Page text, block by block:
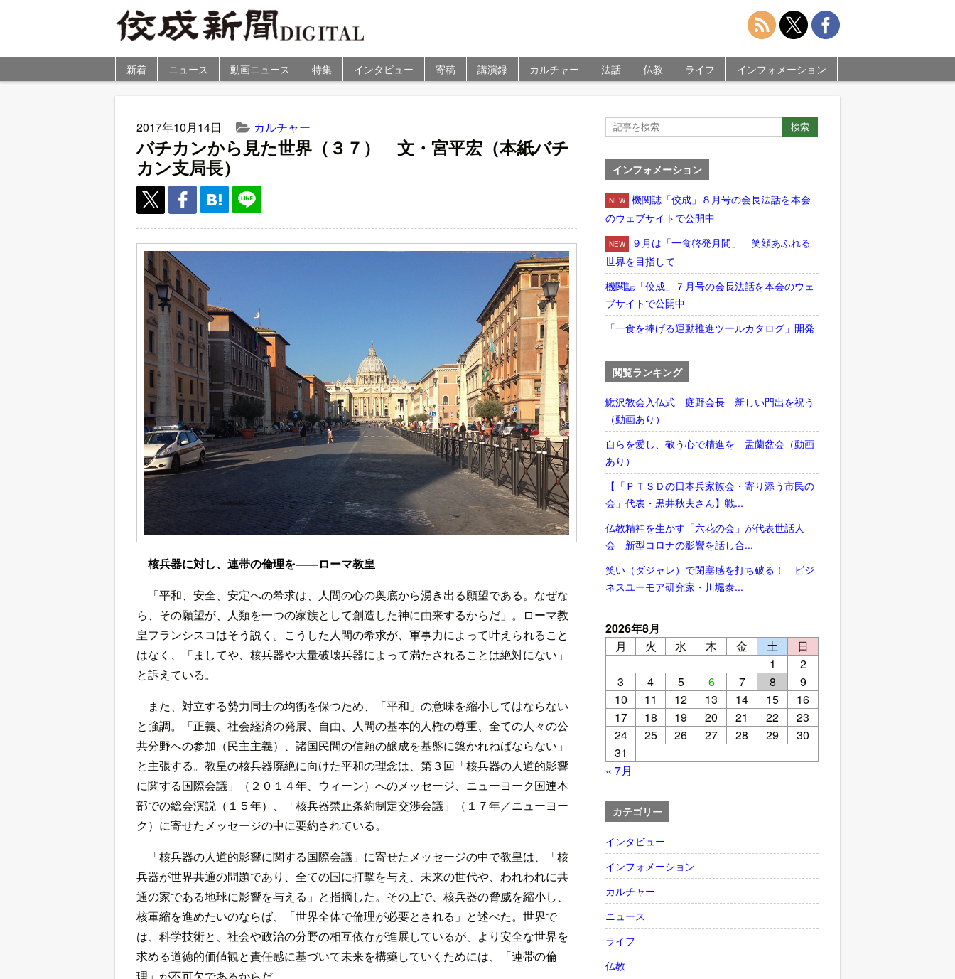
新着 ニュース 動画ニュース 特集 インタビュー 寄稿 講演録 カルチャー 法話 仏教 ライフ インフォメーション
2017年10月14日 カルチャー
バチカンから見た世界（３７） 文・宮平宏（本紙バチ
カン支局長）
核兵器に対し、連帯の倫理を――ローマ教皇
「平和、安全、安定への希求は、人間の心の奥底から湧き出る願望である。なぜな
ら、その願望が、人類を一つの家族として創造した神に由来するからだ」。ローマ教
皇フランシスコはそう説く。こうした人間の希求が、軍事力によって叶えられること
はなく、「ましてや、核兵器や大量破壊兵器によって満たされることは絶対にない」
と訴えている。
また、対立する勢力同士の均衡を保つため、「平和」の意味を縮小してはならない
と強調。「正義、社会経済の発展、自由、人間の基本的人権の尊重、全ての人々の公
共分野への参加（民主主義）、諸国民間の信頼の醸成を基盤に築かれねばならない」
と主張する。教皇の核兵器廃絶に向けた平和の理念は、第３回「核兵器の人道的影響
に関する国際会議」（２０１４年、ウィーン）へのメッセージ、ニューヨーク国連本
部での総会演説（１５年）、「核兵器禁止条約制定交渉会議」（１７年／ニューヨー
ク）に寄せたメッセージの中に要約されている。
「核兵器の人道的影響に関する国際会議」に寄せたメッセージの中で教皇は、「核
兵器が世界共通の問題であり、全ての国に打撃を与え、未来の世代や、われわれに共
通の家である地球に影響を与える」と指摘した。その上で、核兵器の脅威を縮小し、
核軍縮を進めたいのならば、「世界全体で倫理が必要とされる」と述べた。世界で
は、科学技術と、社会や政治の分野の相互依存が進展しているが、より安全な世界を
求める道徳的価値観と責任感に基づいて未来を構築していくためには、「連帯の倫
インフォメーション
NEW
機関誌「佼成」８月号の会長法話を本会
のウェブサイトで公開中
NEW
９月は「一食啓発月間」 笑顔あふれる
世界を目指して
機関誌「佼成」７月号の会長法話を本会のウェ
ブサイトで公開中
「一食を捧げる運動推進ツールカタログ」開発
閲覧ランキング
鰍沢教会入仏式 庭野会長 新しい門出を祝う
（動画あり）
自らを愛し、敬う心で精進を 盂蘭盆会（動画
あり）
【「ＰＴＳＤの日本兵家族会・寄り添う市民の
会」代表・黒井秋夫さん】戦...
仏教精神を生かす「六花の会」が代表世話人
会 新型コロナの影響を話し合...
笑い（ダジャレ）で閉塞感を打ち破る！ ビジ
ネスユーモア研究家・川堀泰...
2026年8月
月
火 水 木 金 土
日
1
2
3
4 5 6 7 8
9
10
11 12 13 14 15
16
17
18 19 20 21 22
23
24
25 26 27 28 29
30
31
« 7月
カテゴリー
インタビュー
インフォメーション
カルチャー
ニュース
ライフ
仏教